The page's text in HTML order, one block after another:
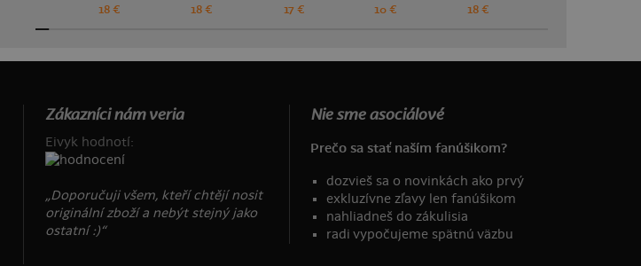
18 € 18 € 17 € 10 € 18 €
Zákazníci nám veria
Eivyk hodnotí:
„Doporučuji všem, kteří chtějí nosit
originální zboží a nebýt stejný jako
ostatní :)“
Nie sme asociálové
Prečo sa stať naším fanúšikom?
dozvieš sa o novinkách ako prvý
exkluzívne zľavy len fanúšikom
nahliadneš do zákulisia
radi vypočujeme spätnú väzbu